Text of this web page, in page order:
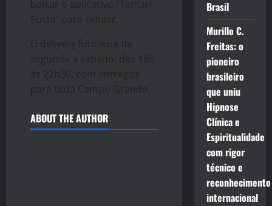
baixar o aplicativo “Temari
Sushi” para celular.
O delivery funciona de
segunda a sábado, das 18h
às 22h30, com entregas
para toda Campo Grande.
ABOUT THE AUTHOR
Brasil
Murillo C.
Freitas: o
pioneiro
brasileiro
que uniu
Hipnose
Clínica e
Espiritualidade
com rigor
técnico e
reconhecimento
internacional